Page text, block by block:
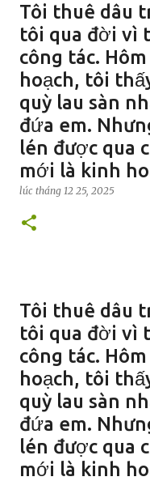
Tôi thuê dâu
tôi qua đời vì
công tác.
hoạch, tôi
quỳ lau sàn
đứa em.
lén được qua
mới là kinh
lúc tháng 12 25, 2025
Tôi thuê dâu
tôi qua đời vì
công tác.
hoạch, tôi
quỳ lau sàn
đứa em.
lén được qua
mới là kinh